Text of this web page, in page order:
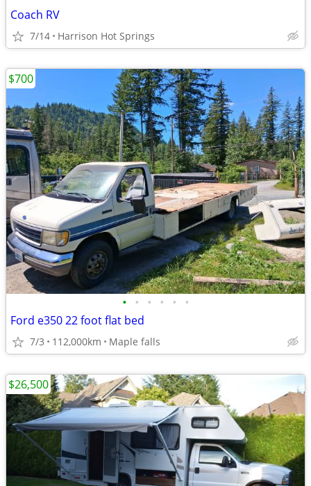
Coach RV
7/14 Harrison Hot Springs
• • • • • •
Ford e350 22 foot flat bed
7/3 112,000km Maple falls
$700
$26,500